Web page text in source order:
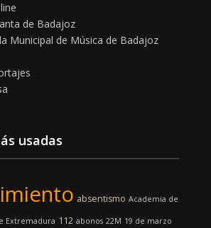
de Badajoz
Municipal de Música de Badajoz
usadas
absentismo Academia de
Extremadura 112 abonos 22M 19 de marzo